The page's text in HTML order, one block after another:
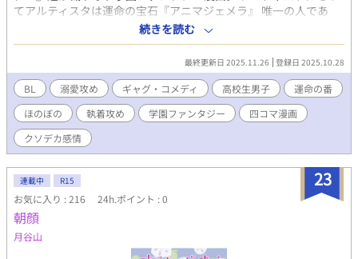
てアルティスタは運命の宝石『アニマジェメラ』 唯一の人であ
り、運命の番。 【立花×新山編】 周囲にポンコツ、ハズレ枠と言
われている劣等生の新山をバディとして指名してきたのは、学園
内で最優と称される『アーティスト』の立花だった。 しかし模擬
戦当日、立花から戦力外宣言をされてしまう。彼の真意が解らず
困惑する新山。立花はしっかりと思惑があるようだが…？ すれ違
い（笑）から始まる、最優等生×ポンコツ劣等生のドタバタ溺愛
ラブコメ
続きを読む
最終更新日 2025.11.26 登録日 2025.10.28
BL 溺愛攻め ギャグ・コメディ 高校生男子
運命の番
ほのぼの
執着攻め 学園ファンタジー
四コマ漫画
クソデカ感情
23
連載中 R15
お気に入り : 216 24h.ポイント : 0
朝顔
月谷山